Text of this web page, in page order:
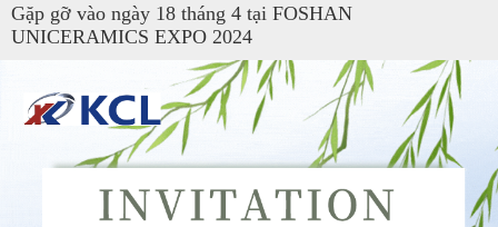
Gặp gỡ vào ngày 18 tháng 4 tại FOSHAN
UNICERAMICS EXPO 2024